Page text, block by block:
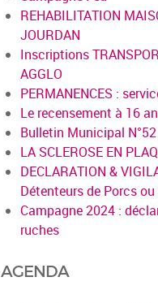
REHABILITATION
JOURDAN
Inscriptions
AGGLO
PERMANENCES :
Le recensement à 16
Bulletin Municipal
LA SCLEROSE EN
DECLARATION &
Détenteurs de Porcs
Campagne 2024 :
ruches
AGENDA